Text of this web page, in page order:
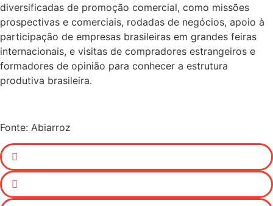
diversificadas de promoção comercial, como missões
prospectivas e comerciais, rodadas de negócios, apoio à
participação de empresas brasileiras em grandes feiras
internacionais, e visitas de compradores estrangeiros e
formadores de opinião para conhecer a estrutura
produtiva brasileira.
Fonte: Abiarroz